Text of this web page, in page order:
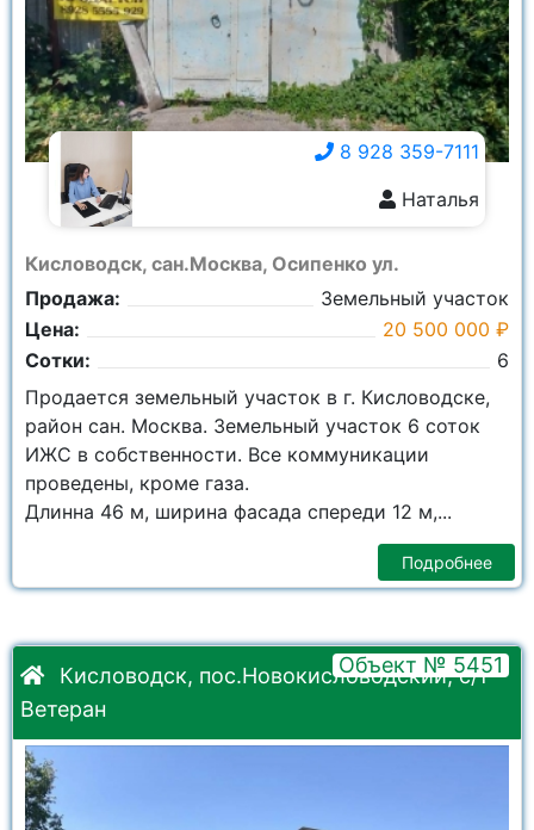
Кисловодск, сан.Москва, Осипенко ул.
Продажа:
Земельный участок
Цена:
20 500 000 ₽
Сотки:
6
8 928 359-7111
Наталья
Продается земельный участок в г. Кисловодске,
район сан. Москва. Земельный участок 6 соток
ИЖС в собственности. Все коммуникации
проведены, кроме газа.
Длинна 46 м, ширина фасада спереди 12 м,...
Подробнее
Кисловодск, пос.Новокисловодский, с/т
Ветеран
Объект № 5451